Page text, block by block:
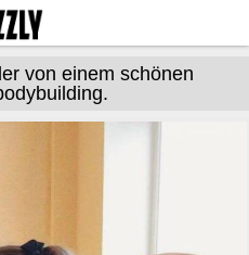
von einem schönen